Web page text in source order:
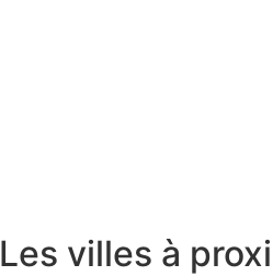
Les villes à